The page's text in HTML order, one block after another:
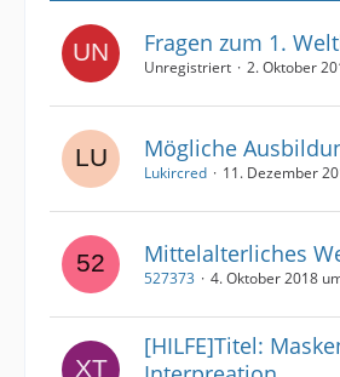
Fragen zum 1.
Unregistriert 2. Oktober
Mögliche
Lukircred 11. Dezember
Mittelalterliches
527373 4. Oktober 2018
[HILFE]Titel: